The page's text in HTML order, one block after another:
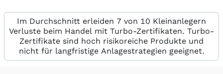
Im Durchschnitt erleiden 7 von 10 Kleinanlegern
Verluste beim Handel mit Turbo-Zertifikaten. Turbo-
Zertifikate sind hoch risikoreiche Produkte und
nicht für langfristige Anlagestrategien geeignet.